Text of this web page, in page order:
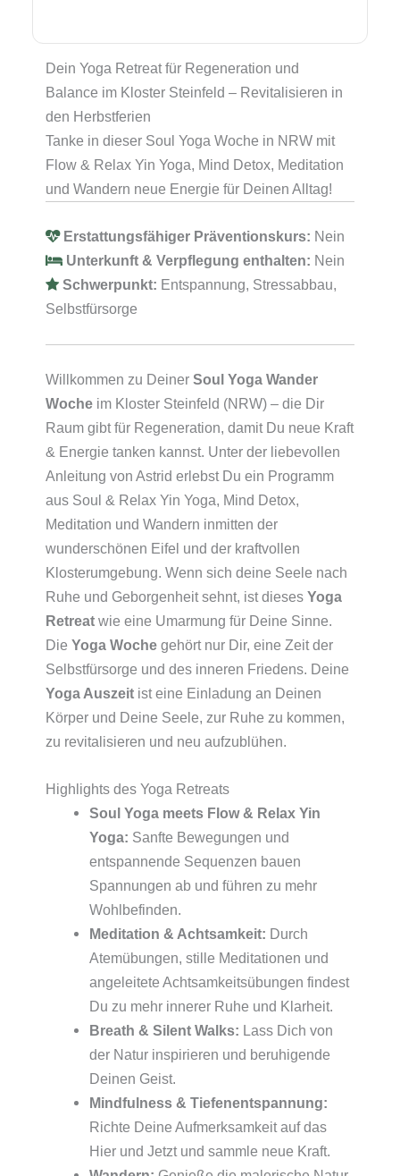
-
6
Tage
Wandern,
Meditation
&
Mind
in
der
Eifel
|
2026
Menge
Dein Yoga Retreat für Regeneration und
Balance im Kloster Steinfeld – Revitalisieren in
den Herbstferien
Tanke in dieser Soul Yoga Woche in NRW mit
Flow & Relax Yin Yoga, Mind Detox, Meditation
und Wandern neue Energie für Deinen Alltag!
Erstattungsfähiger Präventionskurs: Nein
Unterkunft & Verpflegung enthalten: Nein
Schwerpunkt: Entspannung, Stressabbau,
Selbstfürsorge
Willkommen zu Deiner Soul Yoga Wander
Woche im Kloster Steinfeld (NRW) – die Dir
Raum gibt für Regeneration, damit Du neue Kraft
& Energie tanken kannst. Unter der liebevollen
Anleitung von Astrid erlebst Du ein Programm
aus Soul & Relax Yin Yoga, Mind Detox,
Meditation und Wandern inmitten der
wunderschönen Eifel und der kraftvollen
Klosterumgebung. Wenn sich deine Seele nach
Ruhe und Geborgenheit sehnt, ist dieses Yoga
Retreat wie eine Umarmung für Deine Sinne.
Die Yoga Woche gehört nur Dir, eine Zeit der
Selbstfürsorge und des inneren Friedens. Deine
Yoga Auszeit ist eine Einladung an Deinen
Körper und Deine Seele, zur Ruhe zu kommen,
zu revitalisieren und neu aufzublühen.
Highlights des Yoga Retreats
Soul Yoga meets Flow & Relax Yin
Yoga: Sanfte Bewegungen und
entspannende Sequenzen bauen
Spannungen ab und führen zu mehr
Wohlbefinden.
Meditation & Achtsamkeit: Durch
Atemübungen, stille Meditationen und
angeleitete Achtsamkeitsübungen findest
Du zu mehr innerer Ruhe und Klarheit.
Breath & Silent Walks: Lass Dich von
der Natur inspirieren und beruhigende
Deinen Geist.
Mindfulness & Tiefenentspannung:
Richte Deine Aufmerksamkeit auf das
Hier und Jetzt und sammle neue Kraft.